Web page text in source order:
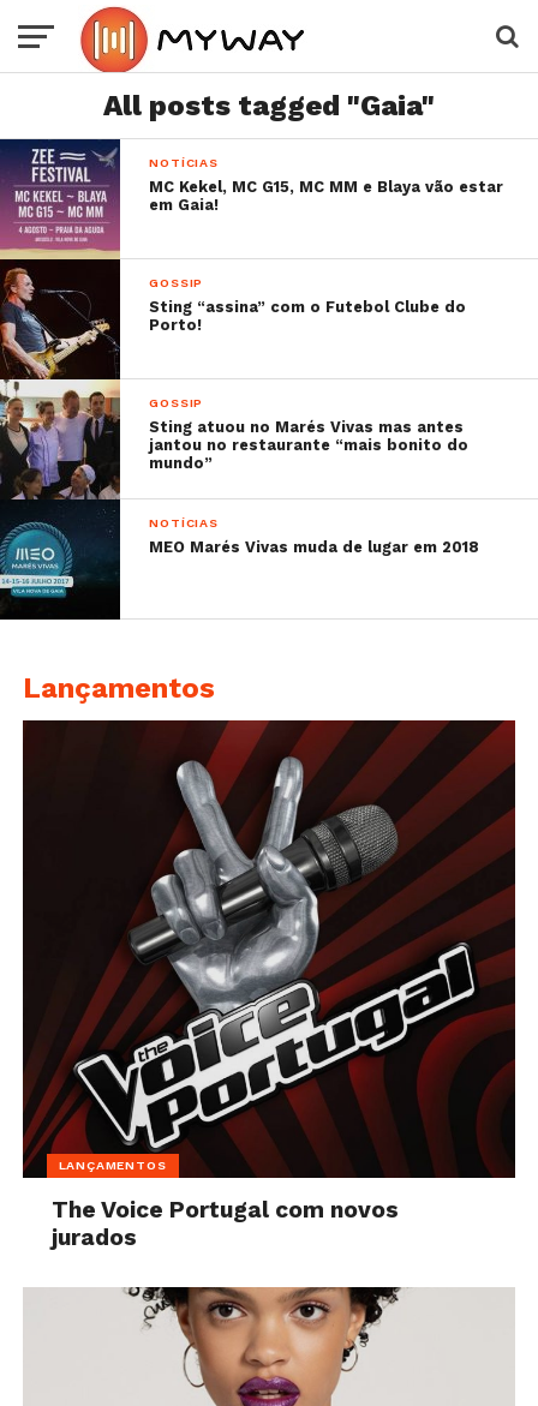
All posts tagged "Gaia"
NOTÍCIAS
MC Kekel, MC G15, MC MM e Blaya vão estar
em Gaia!
GOSSIP
Sting “assina” com o Futebol Clube do
Porto!
GOSSIP
Sting atuou no Marés Vivas mas antes
jantou no restaurante “mais bonito do
mundo”
NOTÍCIAS
MEO Marés Vivas muda de lugar em 2018
Lançamentos
LANÇAMENTOS
The Voice Portugal com novos
jurados